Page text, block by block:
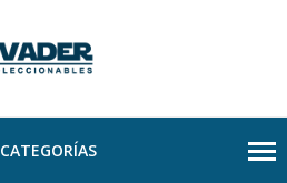
CATEGORÍAS